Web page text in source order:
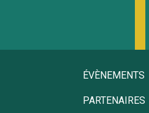
ÉVÈNEMENTS
PARTENAIRES